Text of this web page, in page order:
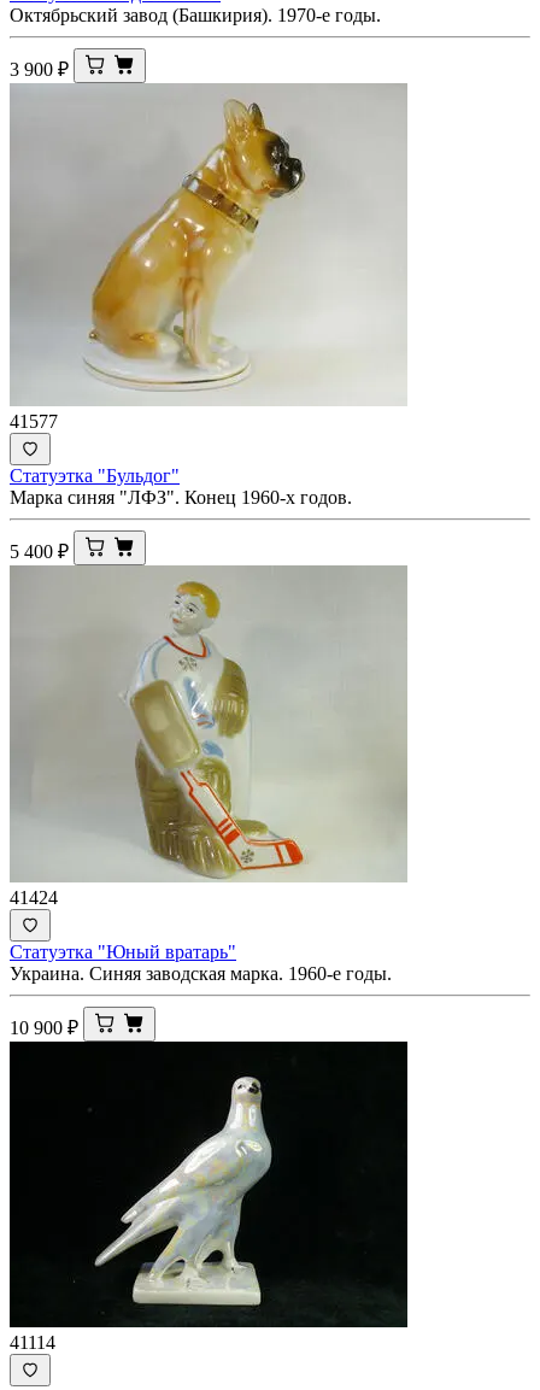
Октябрьский завод (Башкирия). 1970-е годы.
3 900 ₽
41577
Статуэтка "Бульдог"
Марка синяя "ЛФЗ". Конец 1960-х годов.
5 400 ₽
41424
Статуэтка "Юный вратарь"
Украина. Синяя заводская марка. 1960-е годы.
10 900 ₽
41114